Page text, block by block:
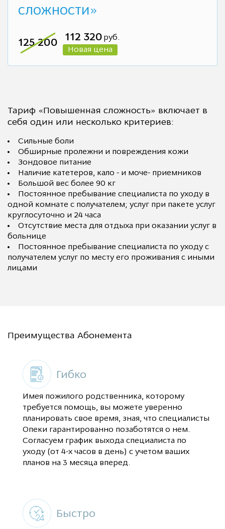
сложности»
125 200
112 320 руб.
Тариф «Повышенная сложность» включает в
себя один или несколько критериев:
Сильные боли
Обширные пролежни и повреждения кожи
Зондовое питание
Наличие катетеров, кало - и моче- приемников
Большой вес более 90 кг
Постоянное пребывание специалиста по уходу в
одной комнате с получателем; услуг при пакете услуг
круглосуточно и 24 часа
Отсутствие места для отдыха при оказании услуг в
больнице
Постоянное пребывание специалиста по уходу с
получателем услуг по месту его проживания с иными
лицами
Преимущества Абонемента
Гибко
Имея пожилого родственника, которому
требуется помощь, вы можете уверенно
планировать свое время, зная, что специалисты
Опеки гарантированно позаботятся о нем.
Согласуем график выхода специалиста по
уходу (от 4-х часов в день) с учетом ваших
планов на 3 месяца вперед.
Быстро